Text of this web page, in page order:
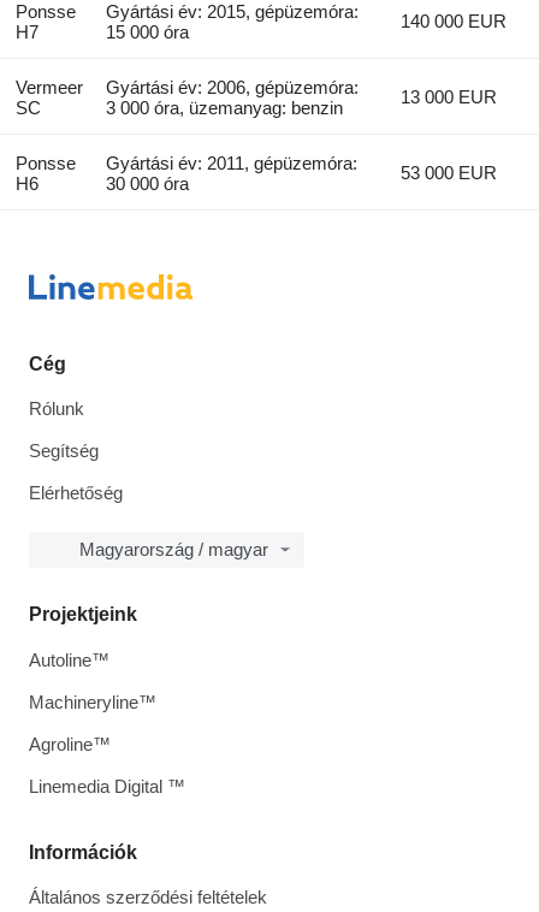
Ponsse
H7
Gyártási év: 2015, gépüzemóra:
15 000 óra
140 000 EUR
Vermeer
SC
Gyártási év: 2006, gépüzemóra:
3 000 óra, üzemanyag: benzin
13 000 EUR
Ponsse
H6
Gyártási év: 2011, gépüzemóra:
30 000 óra
53 000 EUR
Cég
Rólunk
Segítség
Elérhetőség
Magyarország / magyar
Információk
Általános szerződési feltételek
Projektjeink
Autoline™
Machineryline™
Agroline™
Linemedia Digital ™